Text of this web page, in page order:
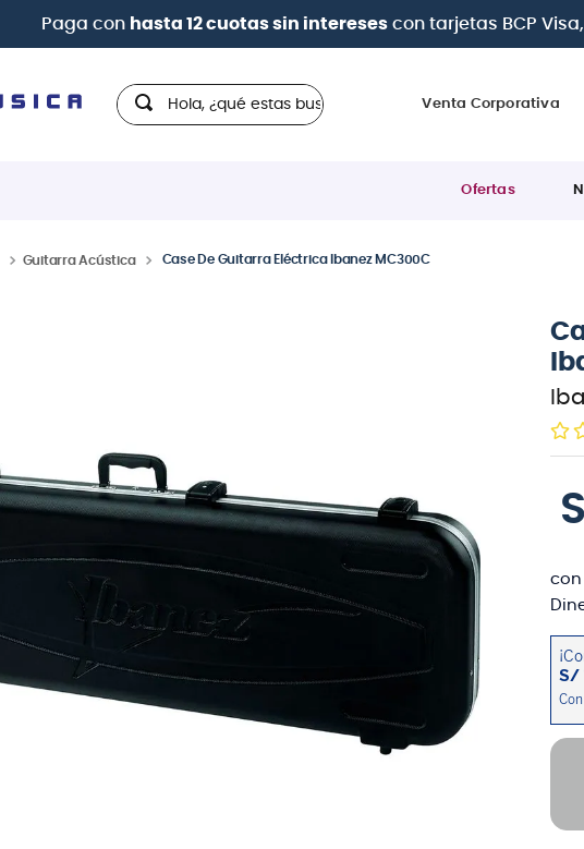
Paga con hasta 12 cuotas sin interesescon tarjetas BCP
Hola, ¿qué estas buscando?
Venta Corporativa
Ofertas
Guitarra Acústica Case De Guitarra Eléctrica Ibanez MC300C
con